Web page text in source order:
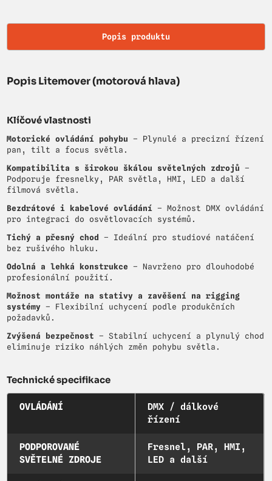
Popis produktu
Popis Litemover (motorová hlava)
Klíčové vlastnosti
Motorické ovládání pohybu – Plynulé a precizní řízení
pan, tilt a focus světla.
Kompatibilita s širokou škálou světelných zdrojů –
Podporuje fresnelky, PAR světla, HMI, LED a další
filmová světla.
Bezdrátové i kabelové ovládání – Možnost DMX ovládání
pro integraci do osvětlovacích systémů.
Tichý a přesný chod – Ideální pro studiové natáčení
bez rušivého hluku.
Odolná a lehká konstrukce – Navrženo pro dlouhodobé
profesionální použití.
Možnost montáže na stativy a zavěšení na rigging
systémy – Flexibilní uchycení podle produkčních
požadavků.
Zvýšená bezpečnost – Stabilní uchycení a plynulý chod
eliminuje riziko náhlých změn pohybu světla.
Technické specifikace
OVLÁDÁNÍ
DMX / dálkové
řízení
PODPOROVANÉ
SVĚTELNÉ ZDROJE
Fresnel, PAR, HMI,
LED a další